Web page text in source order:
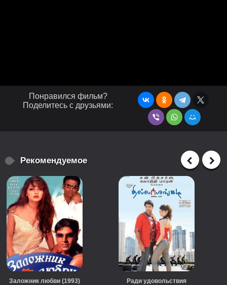
Понравился фильм?
Поделитесь с друзьями:
Рекомендуемое
Заложник любви (1993)
Ради удовольствия